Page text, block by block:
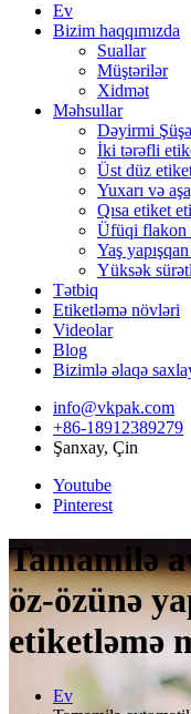
Ev
Bizim haqqımızda
Suallar
Müştərilər
Xidmət
Məhsullar
Dəyirmi
İki tərəfli
Üst düz
Yuxarı və
Qısa etiket
Üfüqi flakon
Yaş
Yüksək
Tətbiq
Etiketləmə növləri
Videolar
Blog
Bizimlə əlaqə
info@vkpak.com
+86-18912389279
Şanxay, Çin
Youtube
Pinterest
Tamamilə
öz-özünə
etiketləmə
Ev